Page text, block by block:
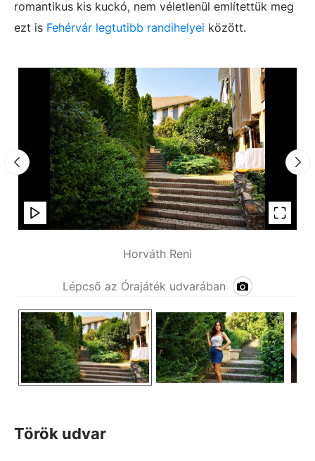
romantikus kis kuckó, nem véletlenül említettük meg
ezt is Fehérvár legtutibb randihelyei között.
Horváth Reni
Lépcső az Órajáték udvarában
Török udvar